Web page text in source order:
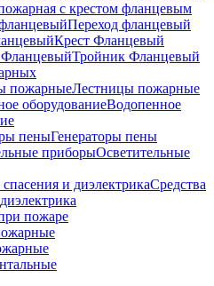
с крестом фланцевым
Переход фланцевый
Крест Фланцевый
Тройник Фланцевый
Лестницы пожарные
Водопенное
Генераторы пены
Осветительные
Средства
пожаре